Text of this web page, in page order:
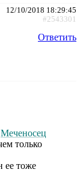
12/10/2018 18:29:45
#2543301
Ответить
Меченосец
только
ее тоже